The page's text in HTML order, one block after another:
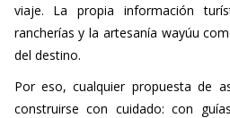
viaje. La propia información
rancherías y la artesanía wayúu
del destino.
Por eso, cualquier propuesta de
construirse con cuidado: con